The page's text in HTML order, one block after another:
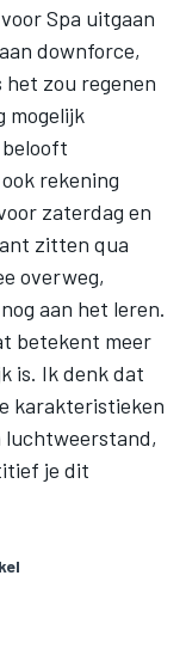
Spa uitgaan
downforce,
zou regenen
mogelijk
rekening
zaterdag en
zitten qua
overweg,
aan het leren.
betekent meer
is. Ik denk dat
karakteristieken
luchtweerstand,
je dit